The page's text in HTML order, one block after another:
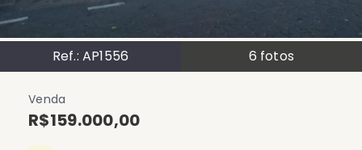
Ref.: AP1556 6 fotos
Venda
R$159.000,00